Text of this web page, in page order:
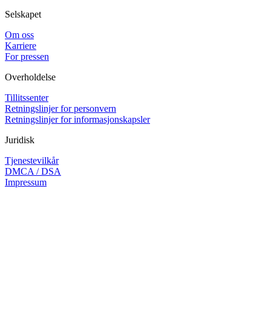
Selskapet
Om oss
Karriere
For pressen
Overholdelse
Tillitssenter
Retningslinjer for personvern
Retningslinjer for informasjonskapsler
Juridisk
Tjenestevilkår
DMCA / DSA
Impressum